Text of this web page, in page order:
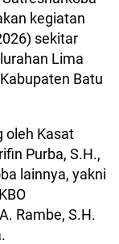
kegiatan
sekitar
Lima
Batu
oleh Kasat
Purba, S.H.,
lainnya, yakni
Rambe, S.H.